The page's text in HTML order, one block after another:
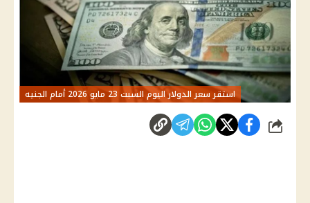
استقر سعر الدولار اليوم السبت 23 مايو 2026 أمام الجنيه
شارك